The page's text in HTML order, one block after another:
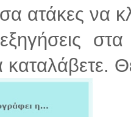
ατάκες να
καταλάβετε.